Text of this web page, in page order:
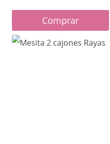
Comprar